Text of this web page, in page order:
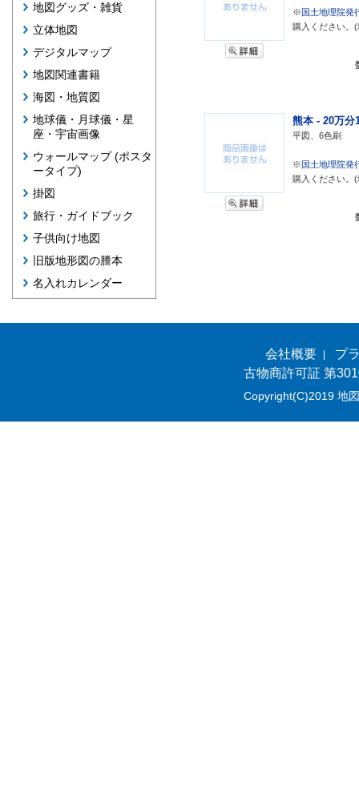
地図グッズ・雑貨
立体地図
デジタルマップ
地図関連書籍
海図・地質図
地球儀・月球儀・星
座・宇宙画像
ウォールマップ (ポスタ
ータイプ)
掛図
旅行・ガイドブック
子供向け地図
旧版地形図の謄本
名入れカレンダー
※ 国土地理院発
購入ください。
熊本 - 20万分
平図、6色刷
※ 国土地理院発
購入ください。
会社概要
プ
古物商許可証 第
Copyright(C)2019 地